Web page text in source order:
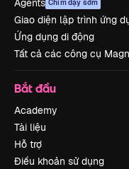
Agents Chim dậy sớm
Giao diện lập trình ứng
Ứng dụng di động
Tất cả các công cụ
Bắt đầu
Academy
Tài liệu
Hỗ trợ
Điều khoản sử dụng